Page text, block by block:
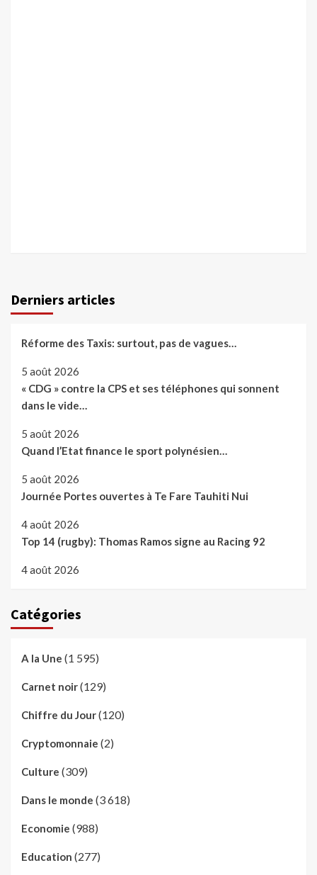
Derniers articles
Réforme des Taxis: surtout, pas de vagues…
5 août 2026
« CDG » contre la CPS et ses téléphones qui sonnent
dans le vide…
5 août 2026
Quand l’Etat finance le sport polynésien…
5 août 2026
Journée Portes ouvertes à Te Fare Tauhiti Nui
4 août 2026
Top 14 (rugby): Thomas Ramos signe au Racing 92
4 août 2026
Catégories
A la Une (1 595)
Carnet noir(129)
Chiffre du Jour(120)
Cryptomonnaie (2)
Culture (309)
Dans le monde (3 618)
Economie (988)
Education (277)